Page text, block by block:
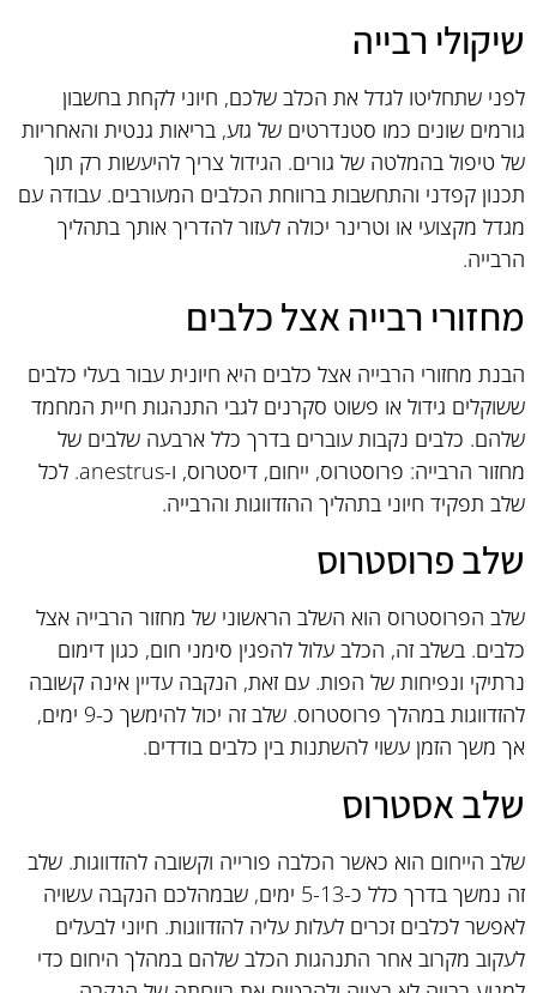
שיקולי רבייה
לפני שתחליטו לגדל את הכלב שלכם, חיוני לקחת בחשבון
גורמים שונים כמו סטנדרטים של גזע, בריאות גנטית והאחריות
של טיפול בהמלטה של גורים. הגידול צריך להיעשות רק תוך
תכנון קפדני והתחשבות ברווחת הכלבים המעורבים. עבודה עם
מגדל מקצועי או וטרינר יכולה לעזור להדריך אותך בתהליך
הרבייה.
מחזורי רבייה אצל כלבים
הבנת מחזורי הרבייה אצל כלבים היא חיונית עבור בעלי כלבים
ששוקלים גידול או פשוט סקרנים לגבי התנהגות חיית המחמד
שלהם. כלבים נקבות עוברים בדרך כלל ארבעה שלבים של
מחזור הרבייה: פרוסטרוס, ייחום, דיסטרוס, ו-anestrus. לכל
שלב תפקיד חיוני בתהליך ההזדווגות והרבייה.
שלב פרוסטרוס
שלב הפרוסטרוס הוא השלב הראשוני של מחזור הרבייה אצל
כלבים. בשלב זה, הכלב עלול להפגין סימני חום, כגון דימום
נרתיקי ונפיחות של הפות. עם זאת, הנקבה עדיין אינה קשובה
להזדווגות במהלך פרוסטרוס. שלב זה יכול להימשך כ-9 ימים,
אך משך הזמן עשוי להשתנות בין כלבים בודדים.
שלב אסטרוס
שלב הייחום הוא כאשר הכלבה פורייה וקשובה להזדווגות. שלב
זה נמשך בדרך כלל כ-5-13 ימים, שבמהלכם הנקבה עשויה
לאפשר לכלבים זכרים לעלות עליה להזדווגות. חיוני לבעלים
לעקוב מקרוב אחר התנהגות הכלב שלהם במהלך היחום כדי